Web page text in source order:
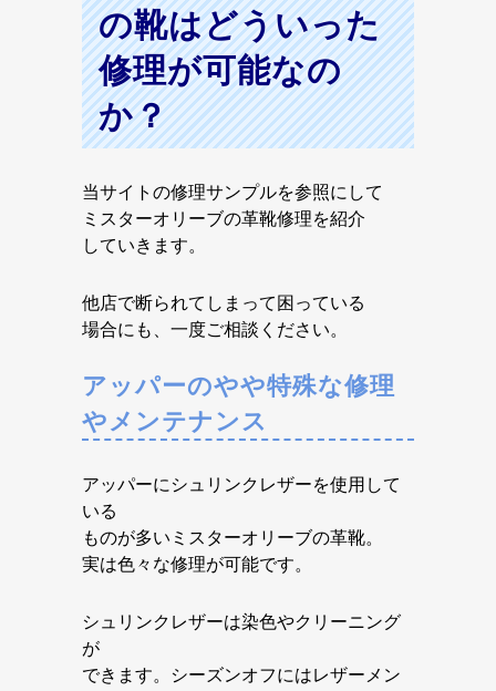
の靴はどういった
修理が可能なの
か？
当サイトの修理サンプルを参照にして
ミスターオリーブの革靴修理を紹介
していきます。
他店で断られてしまって困っている
場合にも、一度ご相談ください。
アッパーのやや特殊な修理
やメンテナンス
アッパーにシュリンクレザーを使用して
いる
ものが多いミスターオリーブの革靴。
実は色々な修理が可能です。
シュリンクレザーは染色やクリーニング
が
できます。シーズンオフにはレザーメン